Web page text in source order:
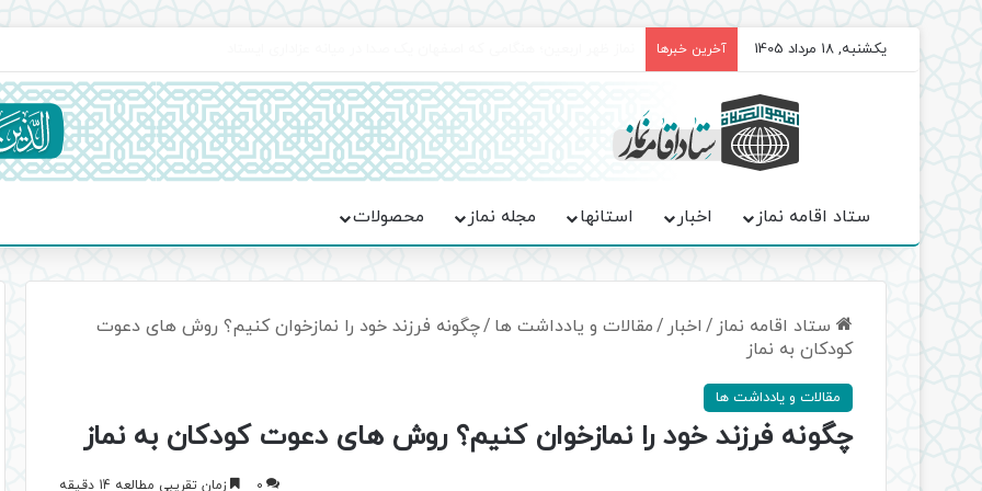
یکشنبه, 18 مرداد 1405 آخرین خبرها
ستاد اقامه نماز اخبار استانها مجله نماز محصولات
ستاد اقامه نماز / اخبار /مقالات و یادداشت ها /چگونه فرزند خود را نمازخوان کنیم؟ روش های دعوت
کودکان به نماز
مقالات و یادداشت ها
چگونه فرزند خود را نمازخوان کنیم؟ روش های دعوت کودکان به نماز
0 زمان تقریبی مطالعه 14 دقیقه